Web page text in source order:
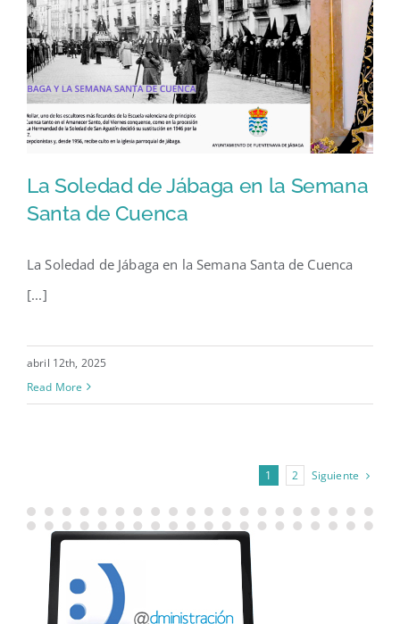
La Soledad de Jábaga en la
La Soledad de Jábaga en la Semana
Santa de Cuenca
La Soledad de Jábaga en la Semana Santa de Cuenca
[...]
abril 12th, 2025
Read More
1 2 Siguiente